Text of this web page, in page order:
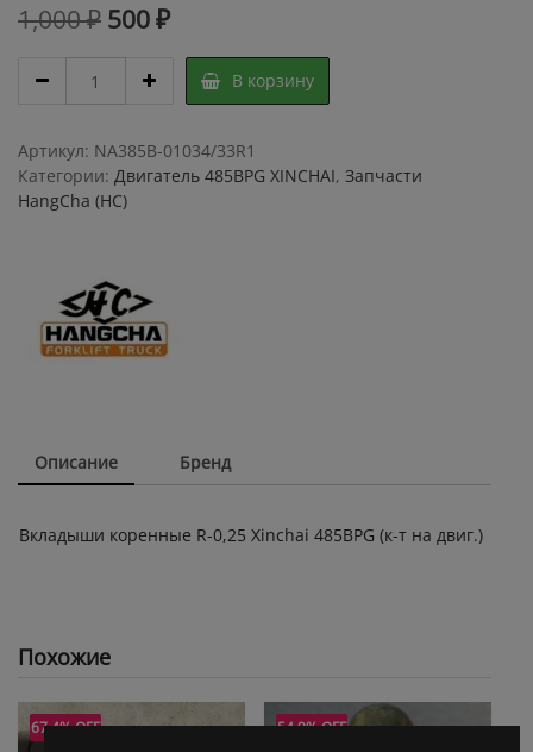
1,000₽ Первоначальная
цена
составляла
500₽Текущая
цена:
500 ₽.
Вкладыши
коренные
0,25
Xinchai
485BPG
двиг.)
quantity
В корзину
Артикул: NA385B-01034/33R1
Категории: Двигатель 485BPG XINCHAI, Запчасти
HangCha (HC)
Описание Бренд
Вкладыши коренные R-0,25 Xinchai 485BPG (к-т на двиг.)
Похожие
67.4% OFF 54.9% OFF